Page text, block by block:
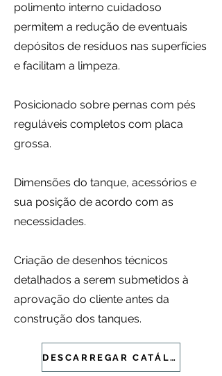
polimento interno cuidadoso
permitem a redução de eventuais
depósitos de resíduos nas superfícies
e facilitam a limpeza.
Posicionado sobre pernas com pés
reguláveis completos com placa
grossa.
Dimensões do tanque, acessórios e
sua posição de acordo com as
necessidades.
Criação de desenhos técnicos
detalhados a serem submetidos à
aprovação do cliente antes da
construção dos tanques.
DESCARREGAR CATÁLOGO